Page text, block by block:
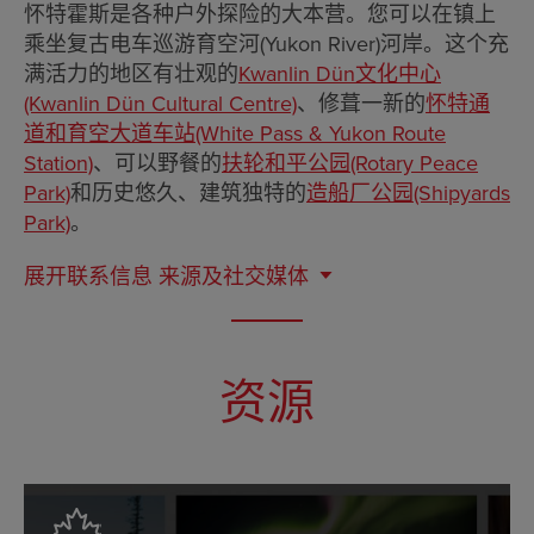
怀特霍斯是各种户外探险的大本营。您可以在镇上
乘坐复古电车巡游育空河(Yukon River)河岸。这个充
满活力的地区有壮观的Kwanlin Dün文化中心
(Kwanlin Dün Cultural Centre)、修葺一新的怀特通
道和育空大道车站(White Pass & Yukon Route
Station)、可以野餐的扶轮和平公园(Rotary Peace
Park)和历史悠久、建筑独特的造船厂公园(Shipyards
Park)。
展开联系信息 来源及社交媒体
资源